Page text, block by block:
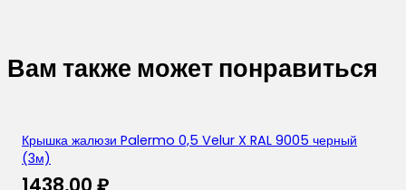
Вам также может понравиться
Крышка жалюзи Palermo 0,5 Velur X RAL 9005 черный
(3м)
1438,00 ₽